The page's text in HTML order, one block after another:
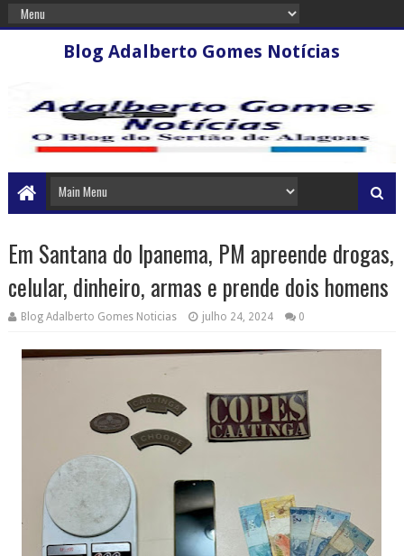
Blog Adalberto Gomes Notícias
Em Santana do Ipanema, PM apreende drogas,
celular, dinheiro, armas e prende dois homens
Blog Adalberto Gomes Noticias julho 24, 2024 0